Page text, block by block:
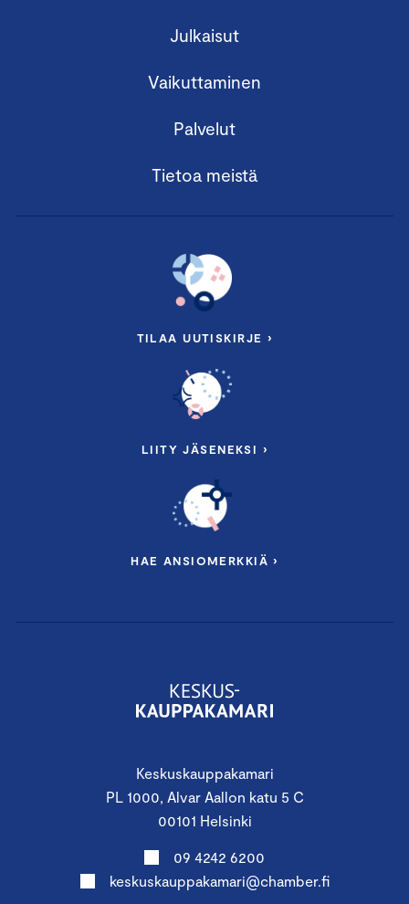
Keskuskauppakamari
PL 1000, Alvar Aallon katu 5 C
00101 Helsinki
09 4242 6200
keskuskauppakamari@chamber.fi
Julkaisut
Vaikuttaminen
Palvelut
Tietoa meistä
TILAA UUTISKIRJE ›
LIITY JÄSENEKSI ›
HAE ANSIOMERKKIÄ ›